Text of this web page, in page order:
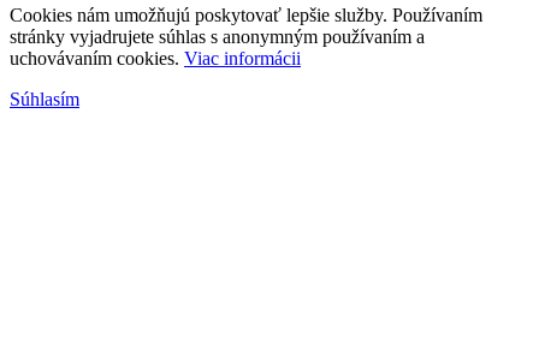
Cookies nám umožňujú poskytovať lepšie služby. Používaním
stránky vyjadrujete súhlas s anonymným používaním a
uchovávaním cookies. Viac informácii
Súhlasím